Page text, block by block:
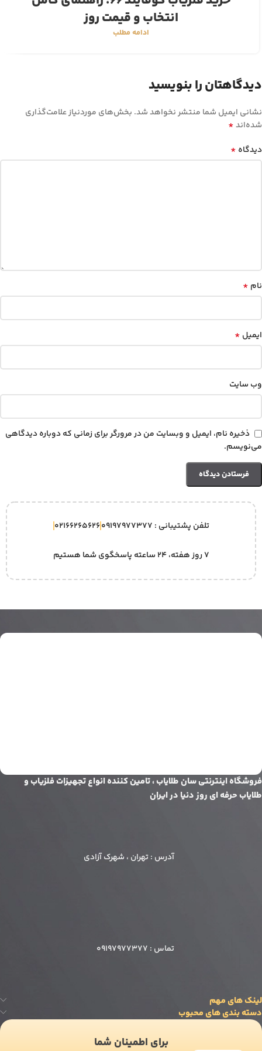
انتخاب و قیمت روز
ادامه مطلب
دیدگاهتان را بنویسید
نشانی ایمیل شما منتشر نخواهد شد. بخش‌های موردنیاز علامت‌گذاری
شده‌اند*
دیدگاه *
نام *
ایمیل *
وب‌ سایت
ذخیره نام، ایمیل و وبسایت من در مرورگر برای زمانی که دوباره دیدگاهی
می‌نویسم.
تلفن پشتیبانی : 09197977377 02166265626
۷ روز هفته، ۲۴ ساعته پاسخگوی شما هستیم
فروشگاه اینترنتی سان طلایاب ، تامین کننده انواع تجهیزات فلزیاب و
طلایاب حرفه ای روز دنیا در ایران
آدرس : تهران ، شهرک آزادی
تماس : 09197977377
لینک های مهم
دسته بندی های محبوب
برای اطمینان شما
واتس‌اپ
ارسال پیام
تلگرام